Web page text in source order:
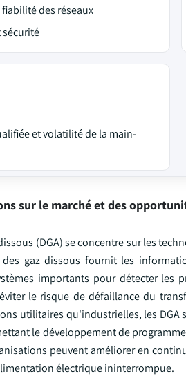
des réseaux
et volatilité de la main-
sur le marché et des
(DGA) se concentre sur les
gaz dissous fournit les
importants pour détecter
le risque de défaillance du
utilitaires qu'industrielles, les
le développement de
peuvent améliorer en
électrique ininterrompue.